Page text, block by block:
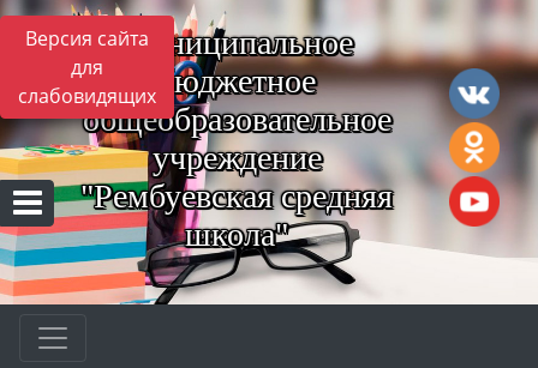
Версия сайта
для
слабовидящих
Муниципальное
бюджетное
общеобразовательное
учреждение
"Рембуевская средняя
школа"